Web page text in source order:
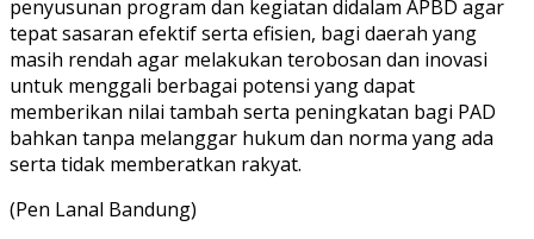
penyusunan program dan kegiatan didalam APBD agar
tepat sasaran efektif serta efisien, bagi daerah yang
masih rendah agar melakukan terobosan dan inovasi
untuk menggali berbagai potensi yang dapat
memberikan nilai tambah serta peningkatan bagi PAD
bahkan tanpa melanggar hukum dan norma yang ada
serta tidak memberatkan rakyat.
(Pen Lanal Bandung)